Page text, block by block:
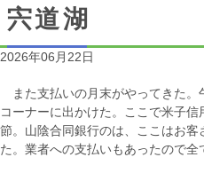
宍道湖
2026年06月22日
また支払いの月末がやってきた。
コーナーに出かけた。ここで米子
節。山陰合同銀行のは、ここはお
た。業者への支払いもあったので全